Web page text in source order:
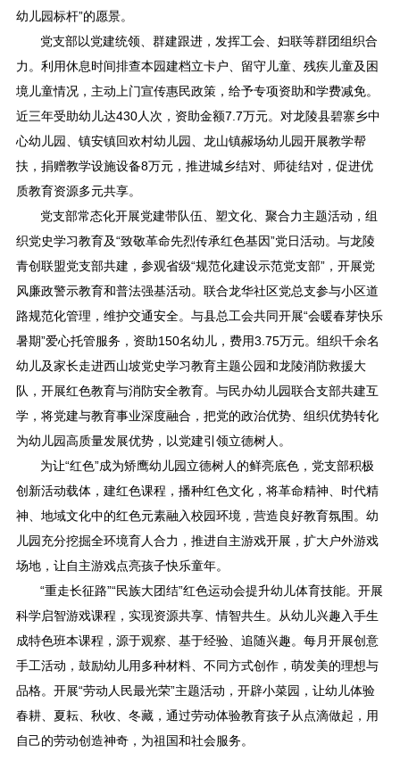
幼儿园标杆”的愿景。
党支部以党建统领、群建跟进，发挥工会、妇联等群团组织合
力。利用休息时间排查本园建档立卡户、留守儿童、残疾儿童及困
境儿童情况，主动上门宣传惠民政策，给予专项资助和学费减免。
近三年受助幼儿达430人次，资助金额7.7万元。对龙陵县碧寨乡中
心幼儿园、镇安镇回欢村幼儿园、龙山镇赧场幼儿园开展教学帮
扶，捐赠教学设施设备8万元，推进城乡结对、师徒结对，促进优
质教育资源多元共享。
党支部常态化开展党建带队伍、塑文化、聚合力主题活动，组
织党史学习教育及“致敬革命先烈传承红色基因”党日活动。与龙陵
青创联盟党支部共建，参观省级“规范化建设示范党支部”，开展党
风廉政警示教育和普法强基活动。联合龙华社区党总支参与小区道
路规范化管理，维护交通安全。与县总工会共同开展“会暖春芽快乐
暑期”爱心托管服务，资助150名幼儿，费用3.75万元。组织千余名
幼儿及家长走进西山坡党史学习教育主题公园和龙陵消防救援大
队，开展红色教育与消防安全教育。与民办幼儿园联合支部共建互
学，将党建与教育事业深度融合，把党的政治优势、组织优势转化
为幼儿园高质量发展优势，以党建引领立德树人。
为让“红色”成为矫鹰幼儿园立德树人的鲜亮底色，党支部积极
创新活动载体，建红色课程，播种红色文化，将革命精神、时代精
神、地域文化中的红色元素融入校园环境，营造良好教育氛围。幼
儿园充分挖掘全环境育人合力，推进自主游戏开展，扩大户外游戏
场地，让自主游戏点亮孩子快乐童年。
“重走长征路”“民族大团结”红色运动会提升幼儿体育技能。开展
科学启智游戏课程，实现资源共享、情智共生。从幼儿兴趣入手生
成特色班本课程，源于观察、基于经验、追随兴趣。每月开展创意
手工活动，鼓励幼儿用多种材料、不同方式创作，萌发美的理想与
品格。开展“劳动人民最光荣”主题活动，开辟小菜园，让幼儿体验
春耕、夏耘、秋收、冬藏，通过劳动体验教育孩子从点滴做起，用
自己的劳动创造神奇，为祖国和社会服务。